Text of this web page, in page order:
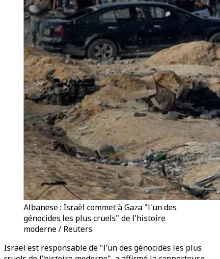
Albanese : Israël commet à Gaza "l'un des
génocides les plus cruels" de l'histoire
moderne / Reuters
Israël est responsable de "l'un des génocides les plus